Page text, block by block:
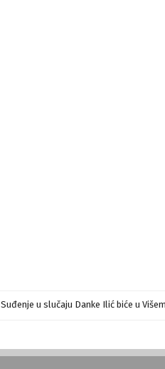
Suđenje u slučaju Danke Ilić biće u